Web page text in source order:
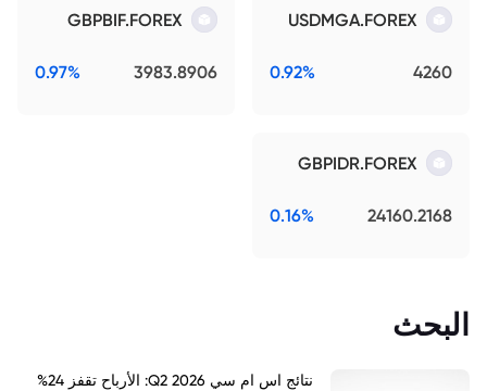
USDMGA.FOREX
4260
0.92%
GBPBIF.FOREX
3983.8906
0.97%
GBPIDR.FOREX
24160.2168
0.16%
البحث
نتائج اس ام سي Q2 2026: الأرباح تقفز 24%